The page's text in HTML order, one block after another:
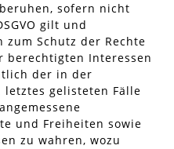
sofern nicht
gilt und
zum Schutz der Rechte
berechtigten Interessen
der in der
gelisteten Fälle
und Freiheiten sowie
zu wahren, wozu